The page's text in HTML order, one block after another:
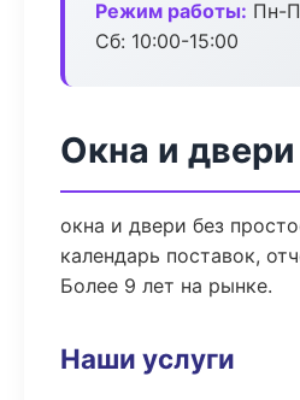
Режим работы: Пн-
Сб: 10:00-15:00
Окна и
окна и двери без
календарь поставок,
Более 9 лет на рынке.
Наши услуги